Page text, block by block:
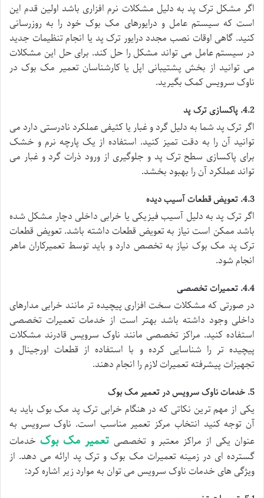
اگر مشکل ترک پد به دلیل مشکلات نرم افزاری باشد اولین قدم این
است که سیستم عامل و درایورهای مک بوک خود را به روزرسانی
کنید. گاهی اوقات نصب مجدد درایور ترک پد یا انجام تنظیمات جدید
در سیستم عامل می تواند مشکل را حل کند. برای حل این مشکلات
می توانید از بخش پشتیبانی اپل یا کارشناسان تعمیر مک بوک در
ناوک سرویس کمک بگیرید.
4.2. پاکسازی ترک پد
اگر ترک پد شما به دلیل گرد و غبار یا کثیفی عملکرد نادرستی دارد می
توانید آن را به دقت تمیز کنید. استفاده از یک پارچه نرم و خشک
برای پاکسازی سطح ترک پد و جلوگیری از ورود ذرات گرد و غبار می
تواند عملکرد آن را بهبود بخشد.
4.3. تعویض قطعات آسیب دیده
اگر ترک پد به دلیل آسیب فیزیکی یا خرابی داخلی دچار مشکل شده
باشد ممکن است نیاز به تعویض قطعات داشته باشد. تعویض قطعات
ترک پد مک بوک نیاز به تخصص دارد و باید توسط تعمیرکاران ماهر
انجام شود.
4.4. تعمیرات تخصصی
در صورتی که مشکلات سخت افزاری پیچیده تر مانند خرابی مدارهای
داخلی وجود داشته باشد بهتر است از خدمات تعمیرات تخصصی
استفاده کنید. مراکز تخصصی مانند ناوک سرویس قادرند مشکلات
پیچیده تر را شناسایی کرده و با استفاده از قطعات اورجینال و
تجهیزات پیشرفته تعمیرات لازم را انجام دهند.
5. خدمات ناوک سرویس در تعمیر مک بوک
یکی از مهم ترین نکاتی که در هنگام خرابی ترک پد مک بوک باید به
آن توجه کنید انتخاب مرکز تعمیر مناسب است. ناوک سرویس به
عنوان یکی از مراکز معتبر و تخصصیتعمیر مک بوک خدمات
گسترده ای در زمینه تعمیرات مک بوک و ترک پد ارائه می دهد. از
ویژگی های خدمات ناوک سرویس می توان به موارد زیر اشاره کرد: